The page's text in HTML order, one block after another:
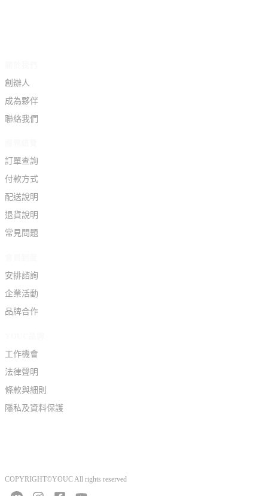
創辦人
成為夥伴
聯絡我們
訂單查詢
付款方式
配送說明
退貨說明
常見問題
安排諮詢
企業活動
品牌合作
工作機會
法律聲明
條款與細則
隱私及資料保護
COPYRIGHT©YOUC All rights reserved